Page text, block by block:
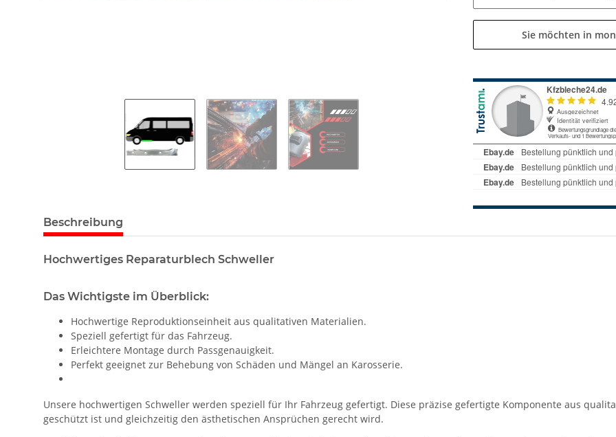
Sie möchten in
Beschreibung
Hochwertiges Reparaturblech Schweller
Das Wichtigste im Überblick:
Hochwertige Reproduktionseinheit aus qualitativen Materialien.
Speziell gefertigt für das Fahrzeug.
Erleichtere Montage durch Passgenauigkeit.
Perfekt geeignet zur Behebung von Schäden und Mängel an Karosserie.
Unsere hochwertigen Schweller werden speziell für Ihr Fahrzeug gefertigt. Diese präzise gefertigte Komponente aus
geschützt ist und gleichzeitig den ästhetischen Ansprüchen gerecht wird.